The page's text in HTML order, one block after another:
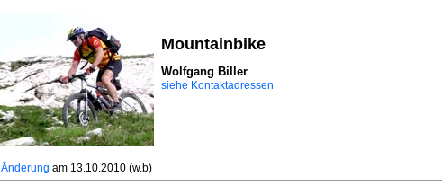
Mountainbike
Wolfgang Biller
siehe Kontaktadressen
Änderung am 13.10.2010(w.b)